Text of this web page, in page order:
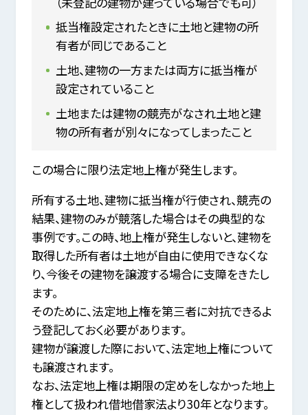
抵当権設定されたときに土地と建物の所
有者が同じであること
土地、建物の一方または両方に抵当権が
設定されていること
土地または建物の競売がなされ土地と建
物の所有者が別々になってしまったこと
この場合に限り法定地上権が発生します。
所有する土地、建物に抵当権が行使され、競売の
結果、建物のみが競落した場合はその典型的な
事例です。この時、地上権が発生しないと、建物を
取得した所有者は土地が自由に使用できなくな
り、今後その建物を譲渡する場合に支障をきたし
ます。
そのために、法定地上権を第三者に対抗できるよ
う登記しておく必要があります。
建物が譲渡した際において、法定地上権について
も譲渡されます。
なお、法定地上権は期限の定めをしなかった地上
権として扱われ借地借家法より30年となります。